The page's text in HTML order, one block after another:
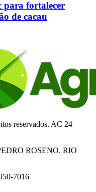
para fortalecer
de cacau
reservados. AC 24
ROSENO. RIO
7016